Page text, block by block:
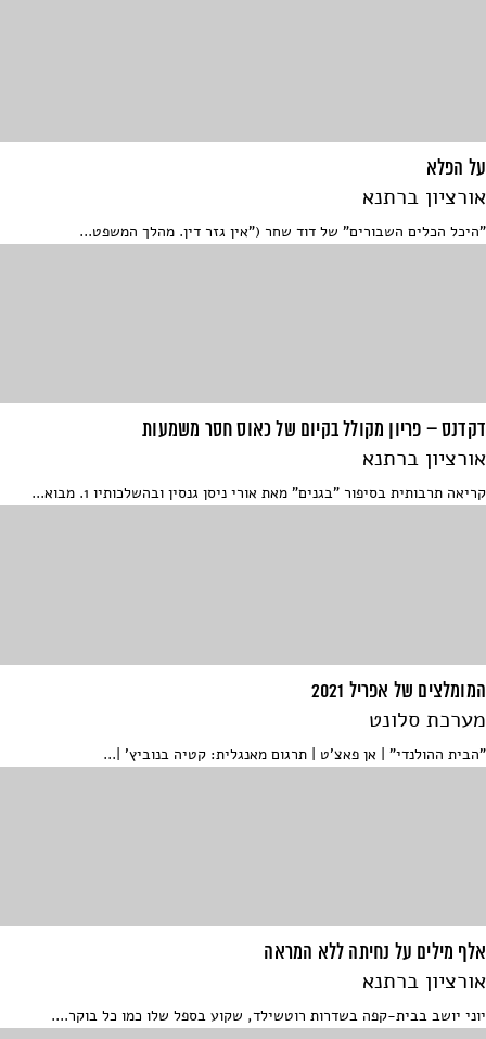
על הפלא
אורציון ברתנא
"היכל הכלים השבורים" של דוד שחר ("אין גזר דין. מהלך המשפט...
דקדנס – פריון מקולל בקיום של כאוס חסר משמעות
אורציון ברתנא
קריאה תרבותית בסיפור "בגנים" מאת אורי ניסן גנסין ובהשלכותיו 1. מבוא...
המומלצים של אפריל 2021
מערכת סלונט
"הבית ההולנדי" | אן פאצ'ט | תרגום מאנגלית: קטיה בנוביץ' |...
אלף מילים על נחיתה ללא המראה
אורציון ברתנא
יוני יושב בבית-קפה בשדרות רוטשילד, שקוע בספל שלו כמו כל בוקר....